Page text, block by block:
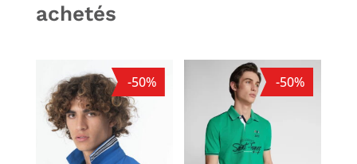
achetés
-50% -50%